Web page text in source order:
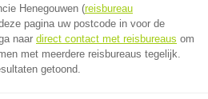
Henegouwen (reisbureau
pagina uw postcode in voor de
naar direct contact met reisbureaus om
met meerdere reisbureaus tegelijk.
getoond.